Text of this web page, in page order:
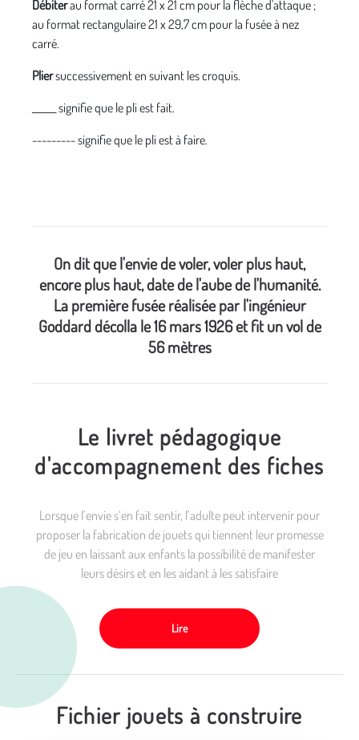
Débiterau format carré 21 x 21 cm pour la flèche d'attaque ;
au format rectangulaire 21 x 29,7 cm pour la fusée à nez
carré.
Pliersuccessivement en suivant les croquis.
______ signifie que le pli est fait.
--------- signifie que le pli est à faire.
On dit que l'envie de voler, voler plus haut,
encore plus haut, date de l'aube de l'humanité.
La première fusée réalisée par l'ingénieur
Goddard décolla le 16 mars 1926 et fit un vol de
56 mètres
Le livret pédagogique
d'accompagnement des fiches
Lorsque l’envie s‘en fait sentir, l’adulte peut intervenir pour
proposer la fabrication de jouets qui tiennent leur promesse
de jeu en laissant aux enfants la possibilité de manifester
leurs désirs et en les aidant à les satisfaire
Lire
Fichier jouets à construire